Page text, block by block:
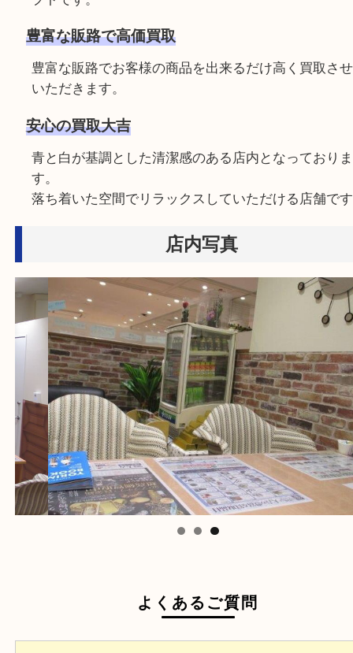
地域密着の買取専門店
地域密着の安心して物を売ることができるお店
プトです。
いただきます。
安心の買取大吉
青と白が基調とした清潔感のある店内となって
落ち着いた空間でリラックスしていただける店
店内写真